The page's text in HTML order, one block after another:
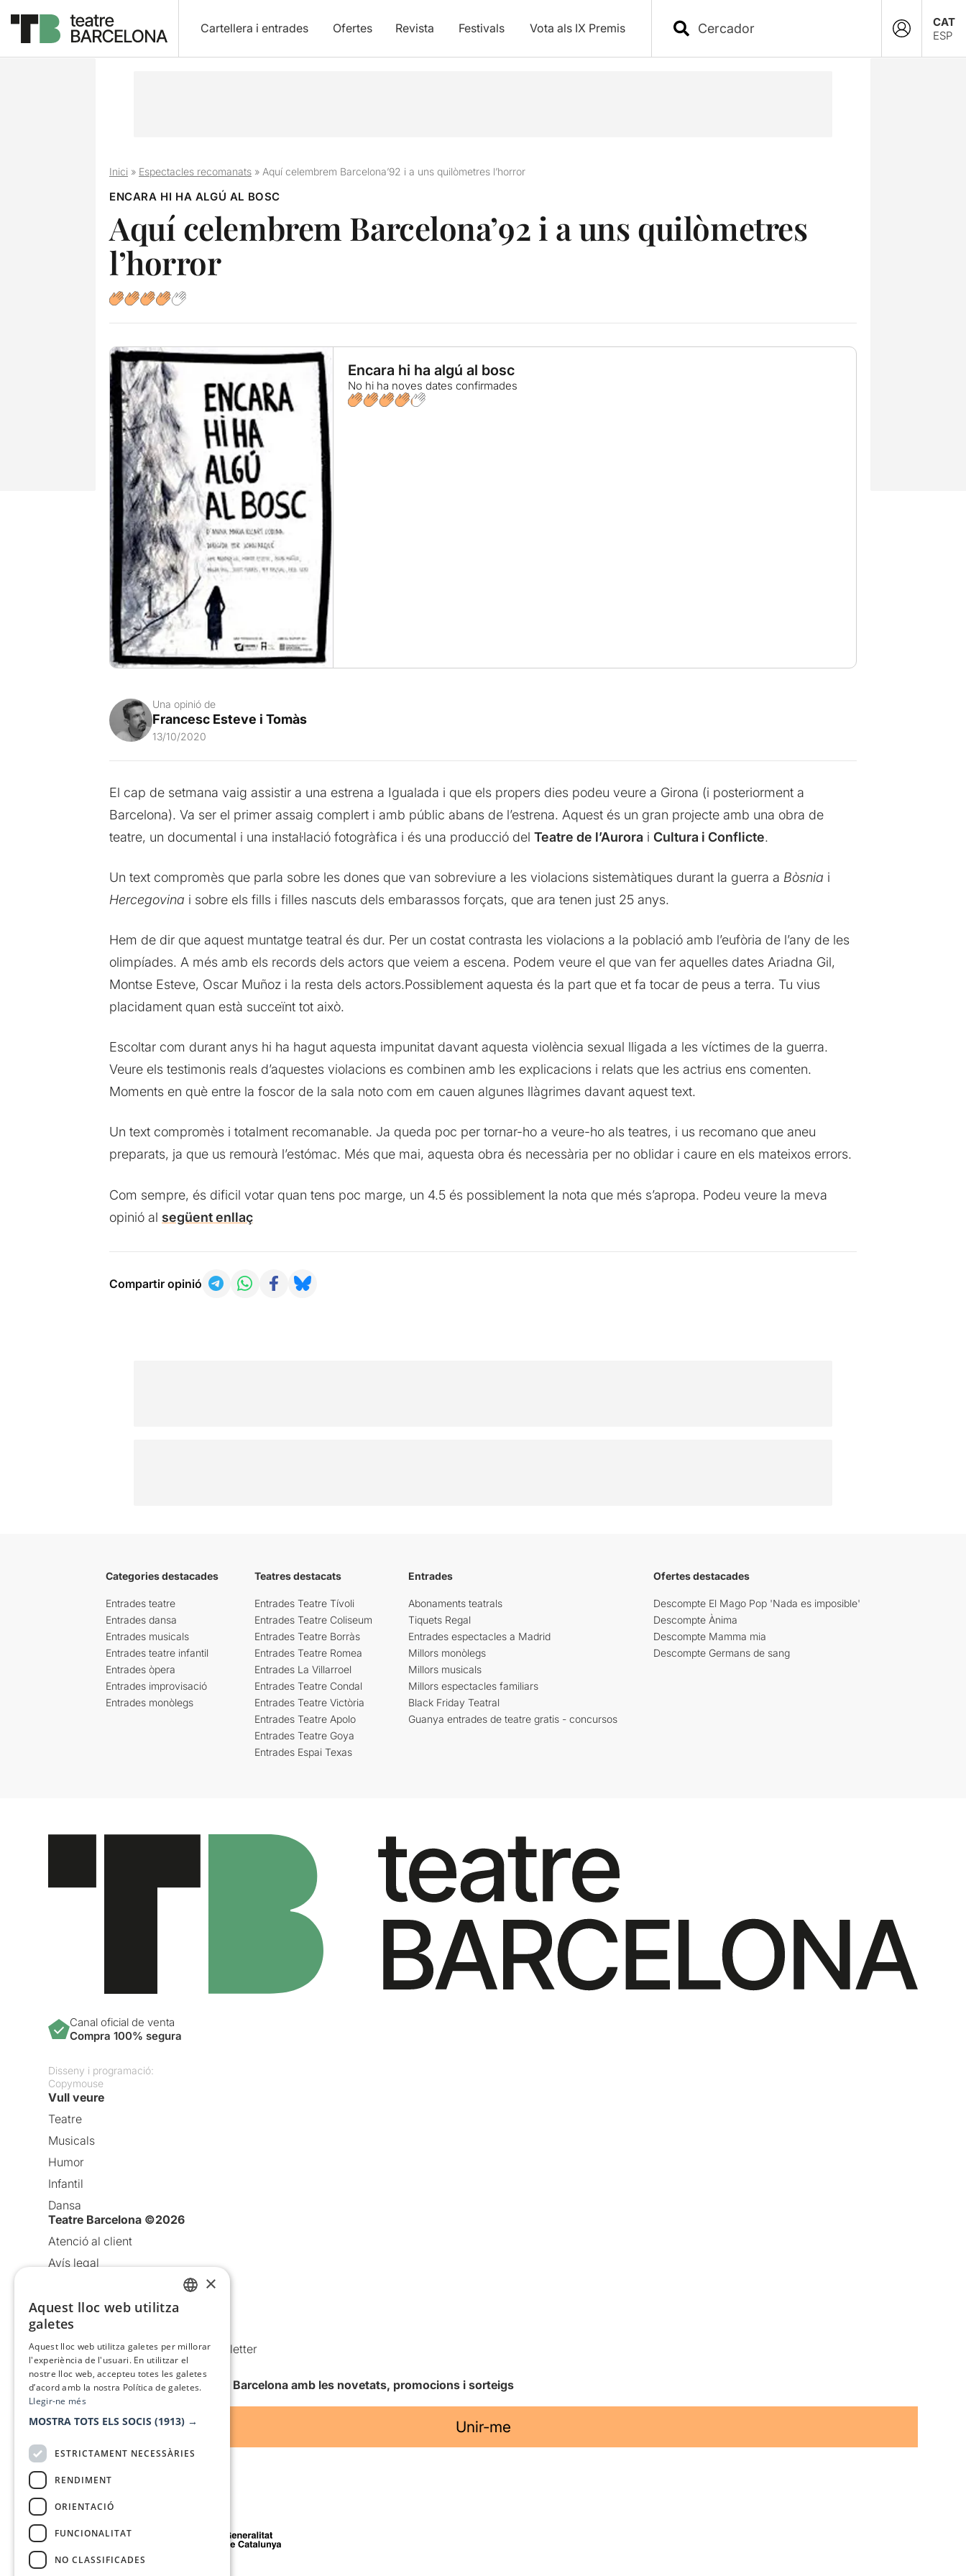
Cartellera i entrades Ofertes Revista Festivals Vota als IX Premis
CAT
ESP
Inici» Espectacles recomanats» Aquí celembrem Barcelona’92 i a uns quilòmetres l’horror
ENCARA HI HA ALGÚ AL BOSC
Aquí celembrem Barcelona’92 i a uns quilòmetres
l’horror
Encara hi ha algú al bosc
No hi ha noves dates confirmades
Una opinió de
Francesc Esteve i Tomàs
13/10/2020
El cap de setmana vaig assistir a una estrena a Igualada i que els propers dies podeu veure a Girona (i posteriorment a
Barcelona). Va ser el primer assaig complert i amb públic abans de l’estrena. Aquest és un gran projecte amb una obra de
teatre, un documental i una instal·lació fotogràfica i és una producció del Teatre de l’Aurora i Cultura i Conflicte.
Un text compromès que parla sobre les dones que van sobreviure a les violacions sistemàtiques durant la guerra a Bòsnia i
Hercegovina i sobre els fills i filles nascuts dels embarassos forçats, que ara tenen just 25 anys.
Hem de dir que aquest muntatge teatral és dur. Per un costat contrasta les violacions a la població amb l’eufòria de l’any de les
olimpíades. A més amb els records dels actors que veiem a escena. Podem veure el que van fer aquelles dates Ariadna Gil,
Montse Esteve, Oscar Muñoz i la resta dels actors.Possiblement aquesta és la part que et fa tocar de peus a terra. Tu vius
placidament quan està succeïnt tot això.
Escoltar com durant anys hi ha hagut aquesta impunitat davant aquesta violència sexual lligada a les víctimes de la guerra.
Veure els testimonis reals d’aquestes violacions es combinen amb les explicacions i relats que les actrius ens comenten.
Moments en què entre la foscor de la sala noto com em cauen algunes llàgrimes davant aquest text.
Un text compromès i totalment recomanable. Ja queda poc per tornar-ho a veure-ho als teatres, i us recomano que aneu
preparats, ja que us remourà l’estómac. Més que mai, aquesta obra és necessària per no oblidar i caure en els mateixos errors.
Com sempre, és dificil votar quan tens poc marge, un 4.5 és possiblement la nota que més s’apropa. Podeu veure la meva
opinió al següent enllaç
Compartir opinió
Categories destacades
Entrades teatre
Entrades dansa
Entrades musicals
Entrades teatre infantil
Entrades òpera
Entrades improvisació
Entrades monòlegs
Teatres destacats
Entrades Teatre Tívoli
Entrades Teatre Coliseum
Entrades Teatre Borràs
Entrades Teatre Romea
Entrades La Villarroel
Entrades Teatre Condal
Entrades Teatre Victòria
Entrades Teatre Apolo
Entrades Teatre Goya
Entrades Espai Texas
Entrades
Abonaments teatrals
Tiquets Regal
Entrades espectacles a Madrid
Millors monòlegs
Millors musicals
Millors espectacles familiars
Black Friday Teatral
Guanya entrades de teatre gratis - concursos
Ofertes destacades
Descompte El Mago Pop 'Nada es imposible'
Descompte Ànima
Descompte Mamma mia
Descompte Germans de sang
Canal oficial de venta
Compra 100% segura
Disseny i programació:
Copymouse
Vull veure
Teatre
Musicals
Humor
Infantil
Dansa
Teatre Barcelona ©2026
Atenció al client
Avís legal
Política de cookies
Condicions d’ús
Comunicacions comercials i Newsletter
Anuncia’t
Vull rebre la newsletter de Teatre Barcelona amb les novetats, promocions i sorteigs
Unir-me
Amb el suport de
×
Aquest lloc web utilitza
galetes
Aquest lloc web utilitza galetes per millorar
l'experiència de l'usuari. En utilitzar el
nostre lloc web, accepteu totes les galetes
d’acord amb la nostra Política de galetes.
Llegir-ne més
MOSTRA TOTS ELS SOCIS (1913) →
ESTRICTAMENT NECESSÀRIES
RENDIMENT
ORIENTACIÓ
FUNCIONALITAT
NO CLASSIFICADES